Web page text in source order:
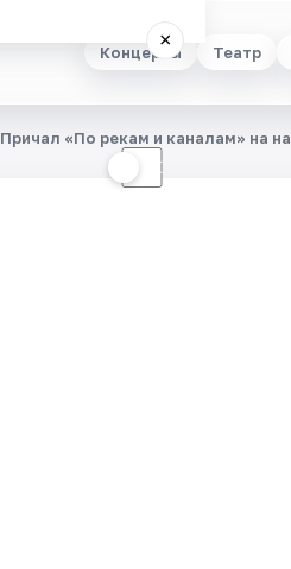
Концерты Театр
×
☾
Причал «По рекам и каналам» на